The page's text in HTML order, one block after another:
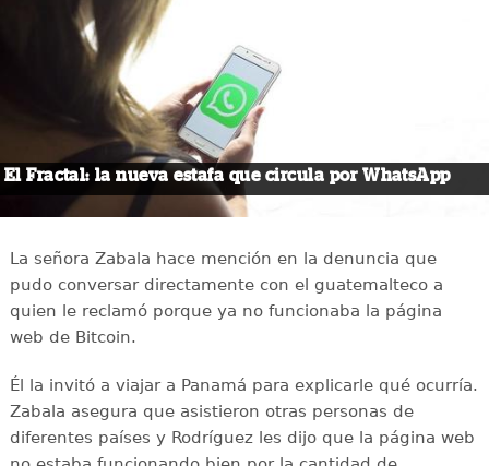
El Fractal: la nueva estafa que circula por WhatsApp
La señora Zabala hace mención en la denuncia que
pudo conversar directamente con el guatemalteco a
quien le reclamó porque ya no funcionaba la página
web de Bitcoin.
Él la invitó a viajar a Panamá para explicarle qué ocurría.
Zabala asegura que asistieron otras personas de
diferentes países y Rodríguez les dijo que la página web